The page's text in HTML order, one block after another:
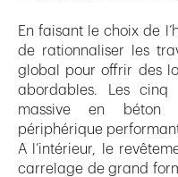
En faisant le choix de
de rationnaliser les
global pour offrir des
abordables. Les cinq
massive en béton
périphérique
A l’intérieur, le
carrelage de grand